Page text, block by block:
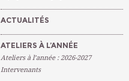
ACTUALITÉS
ATELIERS À L’ANNÉE
Ateliers à l’année : 2026-2027
Intervenants